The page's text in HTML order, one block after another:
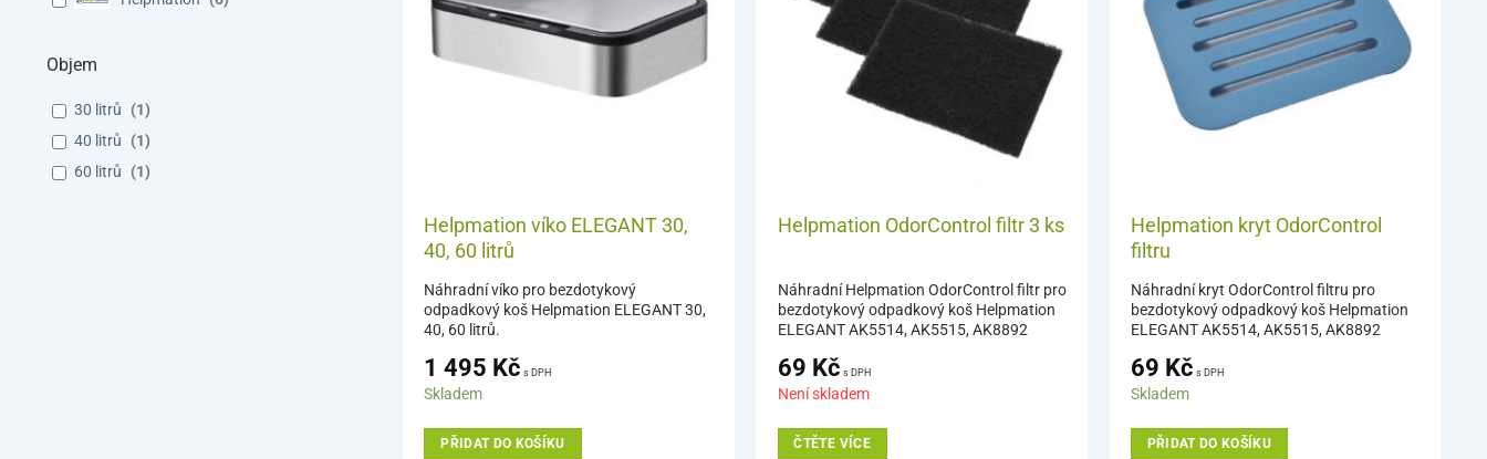
Objem
30 litrů (1)
40 litrů (1)
60 litrů (1)
Helpmation víko ELEGANT 30,
40, 60 litrů
Náhradní víko pro bezdotykový
odpadkový koš Helpmation ELEGANT 30,
40, 60 litrů.
1 495 Kč s DPH
Skladem
PŘIDAT DO KOŠÍKU
Helpmation OdorControl filtr 3 ks
Náhradní Helpmation OdorControl filtr pro
bezdotykový odpadkový koš Helpmation
ELEGANT AK5514, AK5515, AK8892
69 Kč s DPH
Není skladem
ČTĚTE VÍCE
Helpmation kryt OdorControl
filtru
Náhradní kryt OdorControl filtru pro
bezdotykový odpadkový koš Helpmation
ELEGANT AK5514, AK5515, AK8892
69 Kč s DPH
Skladem
PŘIDAT DO KOŠÍKU